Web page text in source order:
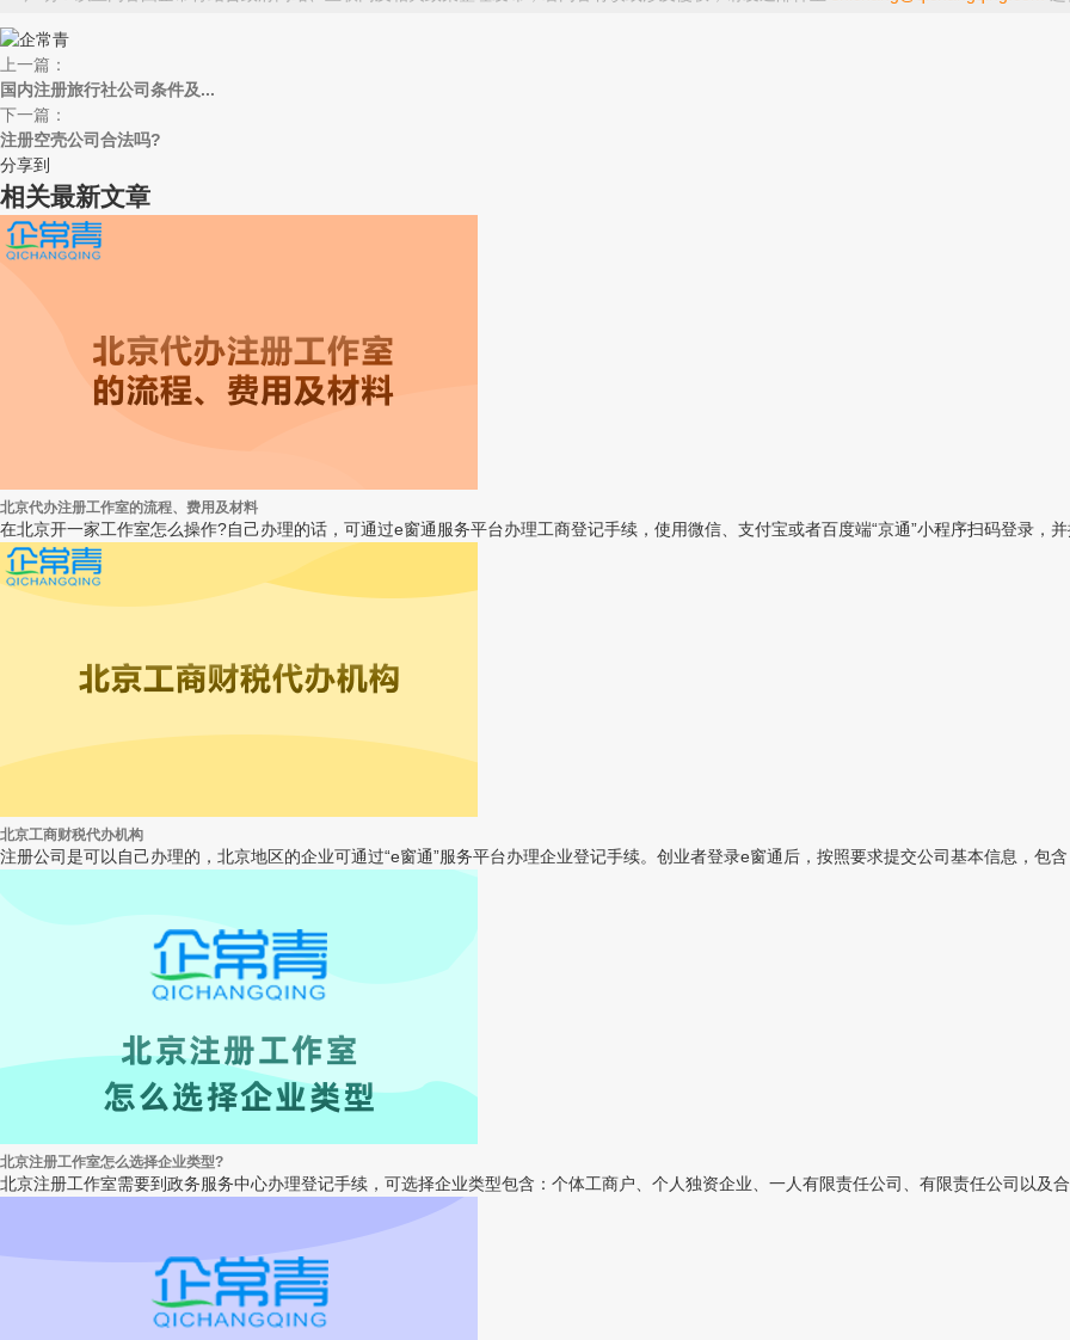
上一篇：
国内注册旅行社公司条件及...
下一篇：
注册空壳公司合法吗?
分享到
相关最新文章
北京代办注册工作室的流程、费用及材料
在北京开一家工作室怎么操作?自己办理的话，可通过e窗通服务平台办理工商登记手续，使用微信、支付宝或者百度端“京通”小程序扫码登录，并
北京工商财税代办机构
注册公司是可以自己办理的，北京地区的企业可通过“e窗通”服务平台办理企业登记手续。创业者登录e窗通后，按照要求提交公司基本信息，包含
北京注册工作室怎么选择企业类型?
北京注册工作室需要到政务服务中心办理登记手续，可选择企业类型包含：个体工商户、个人独资企业、一人有限责任公司、有限责任公司以及合